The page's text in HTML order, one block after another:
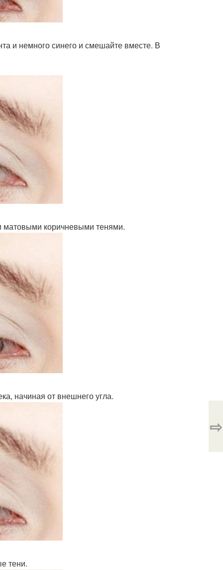
и немного синего и смешайте вместе. В
матовыми коричневыми тенями.
начиная от внешнего угла.
тени.
⇨